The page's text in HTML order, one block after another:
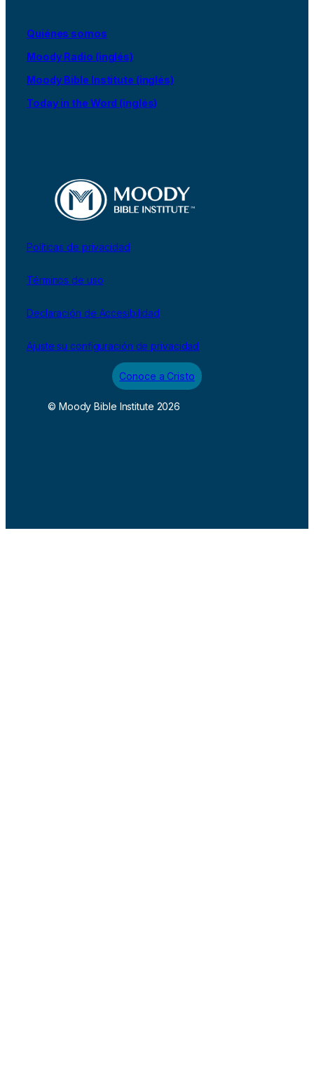
Quiénes somos
Moody Radio (inglés)
Moody Bible Institute (inglés)
Today in the Word (inglés)
Políticas de privacidad
Términos de uso
Declaración de Accesibilidad
Ajuste su configuración de privacidad
Conoce a Cristo
© Moody Bible Institute 2026